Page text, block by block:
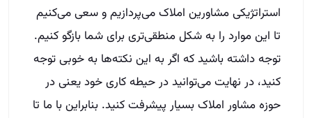
استراتژیکی مشاورین املاک می‌پردازیم و سعی می‌کنیم
تا این موارد را به شکل منطقی‌تری برای شما بازگو کنیم.
توجه داشته باشید که اگر به این نکته‌ها به خوبی توجه
کنید، در نهایت می‌توانید در حیطه کاری خود یعنی در
حوزه مشاور املاک بسیار پیشرفت کنید. بنابراین با ما تا